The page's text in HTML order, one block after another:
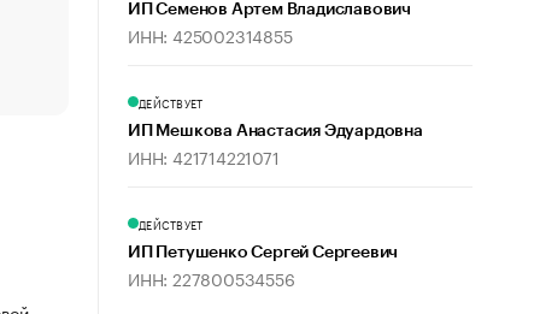
Что обвинения против Павла Дурова значат для
ИП Семенов Артем Владиславович
ИНН: 425002314855
ДЕЙСТВУЕТ
ИП Мешкова Анастасия Эдуардовна
ИНН: 421714221071
ДЕЙСТВУЕТ
ИП Петушенко Сергей Сергеевич
ИНН: 227800534556